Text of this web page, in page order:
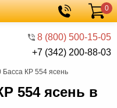
8 (800) 500-15-05
+7 (342) 200-88-03
Корзина
0
Басса КР 554 ясень
554 ясень в